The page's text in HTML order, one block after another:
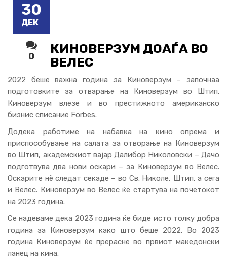
30
ДЕК
0
КИНОВЕРЗУМ ДОАЃА ВО
ВЕЛЕС
2022 беше важна година за Киноверзум – започнаа
подготовките за отварање на Киноверзум во Штип.
Киноверзум влезе и во престижното американско
бизнис списание Forbes.
Додека работиме на набавка на кино опрема и
приспособување на салата за отворање на Киноверзум
во Штип, академскиот вајар Далибор Николовски – Дачо
подготвува два нови оскари – за Киноверзум во Велес.
Оскарите нè следат секаде – во Св. Николе, Штип, а сега
и Велес. Киноверзум во Велес ќе стартува на почетокот
на 2023 година.
Се надеваме дека 2023 година ќе биде исто толку добра
година за Киноверзум како што беше 2022. Во 2023
година Киноверзум ќе прерасне во првиот македонски
ланец на кина.